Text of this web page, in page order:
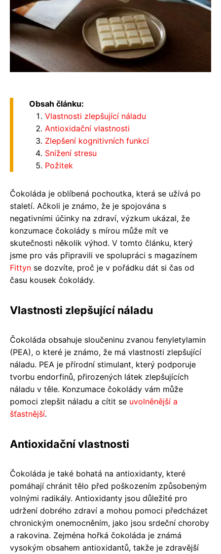
Obsah článku:
Vlastnosti zlepšující náladu
Antioxidační vlastnosti
Zlepšení kognitivních funkcí
Snížení stresu
Požitek
Čokoláda je oblíbená pochoutka, která se užívá po
staletí. Ačkoli je známo, že je spojována s
negativními účinky na zdraví, výzkum ukázal, že
konzumace čokolády s mírou může mít ve
skutečnosti několik výhod. V tomto článku, který
jsme pro vás připravili ve spolupráci s magazínem
Fittyn se dozvíte, proč je v pořádku dát si čas od
času kousek čokolády.
Vlastnosti zlepšující náladu
Čokoláda obsahuje sloučeninu zvanou fenyletylamin
(PEA), o které je známo, že má vlastnosti zlepšující
náladu. PEA je přírodní stimulant, který podporuje
tvorbu endorfinů, přirozených látek zlepšujících
náladu v těle. Konzumace čokolády vám může
pomoci zlepšit náladu a cítit se uvolněnější a
šťastnější.
Antioxidační vlastnosti
Čokoláda je také bohatá na antioxidanty, které
pomáhají chránit tělo před poškozením způsobeným
volnými radikály. Antioxidanty jsou důležité pro
udržení dobrého zdraví a mohou pomoci předcházet
chronickým onemocněním, jako jsou srdeční choroby
a rakovina. Zejména hořká čokoláda je známá
vysokým obsahem antioxidantů, takže je zdravější